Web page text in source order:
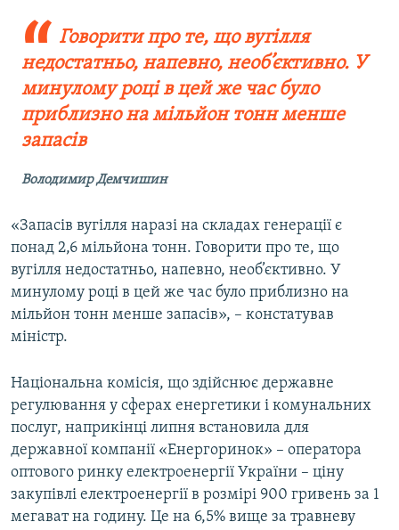
Говорити про те, що вугілля
недостатньо, напевно, необ’єктивно. У
минулому році в цей же час було
приблизно на мільйон тонн менше
запасів
Володимир Демчишин
«Запасів вугілля наразі на складах генерації є
понад 2,6 мільйона тонн. Говорити про те, що
вугілля недостатньо, напевно, необ’єктивно. У
минулому році в цей же час було приблизно на
мільйон тонн менше запасів», – констатував
міністр.
Національна комісія, що здійснює державне
регулювання у сферах енергетики і комунальних
послуг, наприкінці липня встановила для
державної компанії «Енергоринок» – оператора
оптового ринку електроенергії України – ціну
закупівлі електроенергії в розмірі 900 гривень за 1
мегават на годину. Це на 6,5% вище за травневу